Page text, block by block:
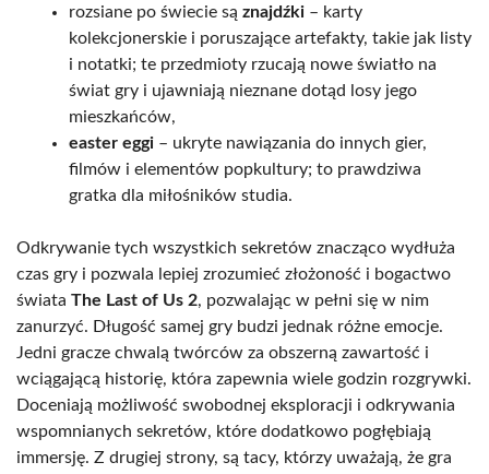
rozsiane po świecie są znajdźki – karty
kolekcjonerskie i poruszające artefakty, takie jak listy
i notatki; te przedmioty rzucają nowe światło na
świat gry i ujawniają nieznane dotąd losy jego
mieszkańców,
easter eggi – ukryte nawiązania do innych gier,
filmów i elementów popkultury; to prawdziwa
gratka dla miłośników studia.
Odkrywanie tych wszystkich sekretów znacząco wydłuża
czas gry i pozwala lepiej zrozumieć złożoność i bogactwo
świata The Last of Us 2, pozwalając w pełni się w nim
zanurzyć. Długość samej gry budzi jednak różne emocje.
Jedni gracze chwalą twórców za obszerną zawartość i
wciągającą historię, która zapewnia wiele godzin rozgrywki.
Doceniają możliwość swobodnej eksploracji i odkrywania
wspomnianych sekretów, które dodatkowo pogłębiają
immersję. Z drugiej strony, są tacy, którzy uważają, że gra